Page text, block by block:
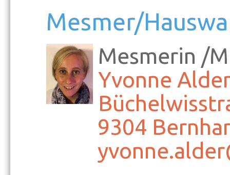
Mesmer/
Mesmerin /
Yvonne
9304